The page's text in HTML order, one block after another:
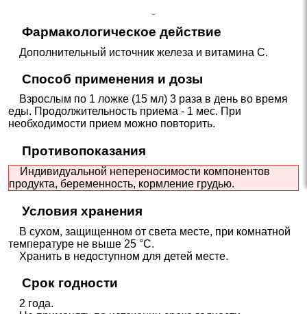
Фармакологическое действие
Дополнительный источник железа и витамина С.
Способ применения и дозы
Взрослым по 1 ложке (15 мл) 3 раза в день во время
еды. Продолжительность приема - 1 мес. При
необходимости прием можно повторить.
Противопоказания
Индивидуальной непереносимости компонентов
продукта, беременность, кормление грудью.
Условия хранения
В сухом, защищенном от света месте, при комнатной
температуре не выше 25 °C.
Хранить в недоступном для детей месте.
Срок годности
2 года.